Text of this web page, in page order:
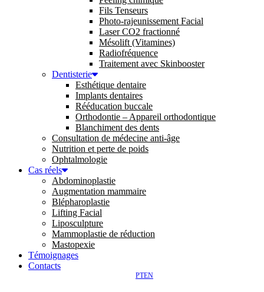
Fils Tenseurs
Photo-rajeunissement Facial
Laser CO2 fractionné
Mésolift (Vitamines)
Radiofréquence
Traitement avec Skinbooster
Dentisterie
Esthétique dentaire
Implants dentaires
Rééducation buccale
Orthodontie – Appareil orthodontique
Blanchiment des dents
Consultation de médecine anti-âge
Nutrition et perte de poids
Ophtalmologie
Cas réels
Abdominoplastie
Augmentation mammaire
Blépharoplastie
Lifting Facial
Liposculpture
Mammoplastie de réduction
Mastopexie
Témoignages
Contacts
PTEN